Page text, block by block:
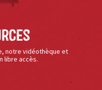
notre vidéothèque et
libre accès.